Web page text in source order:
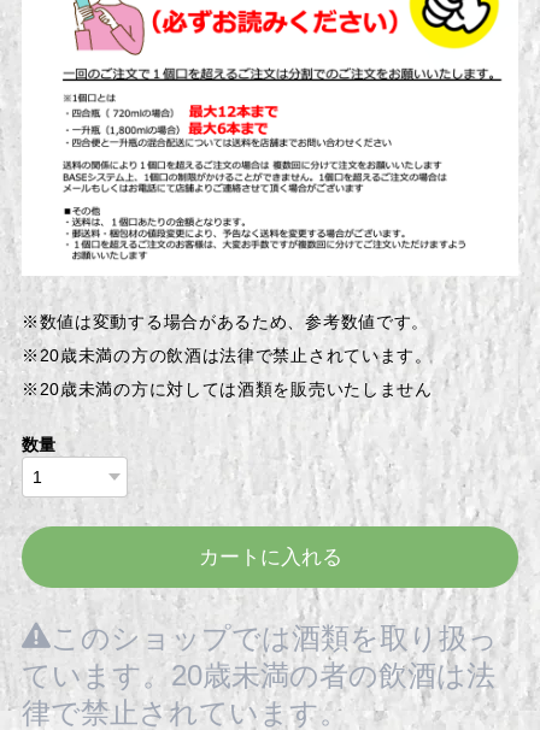
※数値は変動する場合があるため、参考数値です。
※20歳未満の方の飲酒は法律で禁止されています。
※20歳未満の方に対しては酒類を販売いたしません
数量
カートに入れる
このショップでは酒類を取り扱っ
ています。20歳未満の者の飲酒は法
律で禁止されています。